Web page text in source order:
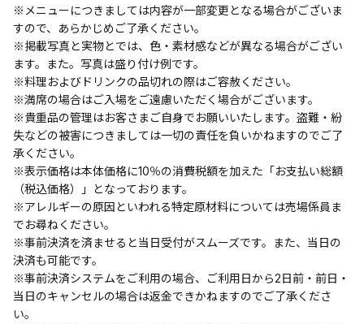
※メニューにつきましては内容が一部変更となる場合がございま
すので、あらかじめご了承ください。
※掲載写真と実物とでは、色・素材感などが異なる場合がござい
ます。また。写真は盛り付け例です。
※料理およびドリンクの品切れの際はご容赦ください。
※満席の場合はご入場をご遠慮いただく場合がございます。
※貴重品の管理はお客さまご自身でお願いいたします。盗難・紛
失などの被害につきましては一切の責任を負いかねますのでご了
承ください。
※表示価格は本体価格に10％の消費税額を加えた「お支払い総額
（税込価格）」となっております。
※アレルギーの原因といわれる特定原材料については売場係員ま
でお尋ねください。
※事前決済を済ませると当日受付がスムーズです。また、当日の
決済も可能です。
※事前決済システムをご利用の場合、ご利用日から2日前・前日・
当日のキャンセルの場合は返金できかねますのでご了承くださ
い。